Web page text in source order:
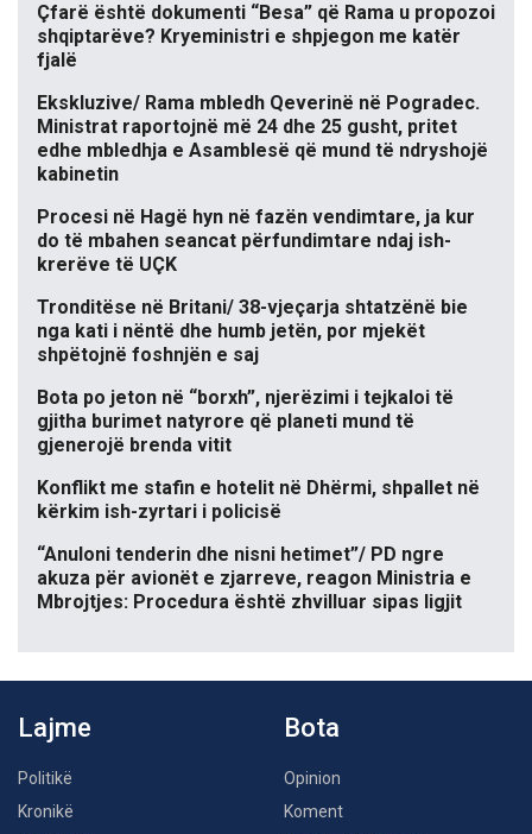
Çfarë është dokumenti “Besa” që Rama u propozoi
shqiptarëve? Kryeministri e shpjegon me katër
fjalë
Ekskluzive/ Rama mbledh Qeverinë në Pogradec.
Ministrat raportojnë më 24 dhe 25 gusht, pritet
edhe mbledhja e Asamblesë që mund të ndryshojë
kabinetin
Procesi në Hagë hyn në fazën vendimtare, ja kur
do të mbahen seancat përfundimtare ndaj ish-
krerëve të UÇK
Tronditëse në Britani/ 38-vjeçarja shtatzënë bie
nga kati i nëntë dhe humb jetën, por mjekët
shpëtojnë foshnjën e saj
Bota po jeton në “borxh”, njerëzimi i tejkaloi të
gjitha burimet natyrore që planeti mund të
gjenerojë brenda vitit
Konflikt me stafin e hotelit në Dhërmi, shpallet në
kërkim ish-zyrtari i policisë
“Anuloni tenderin dhe nisni hetimet”/ PD ngre
akuza për avionët e zjarreve, reagon Ministria e
Mbrojtjes: Procedura është zhvilluar sipas ligjit
Lajme
Politikë
Kronikë
Bota
Opinion
Koment